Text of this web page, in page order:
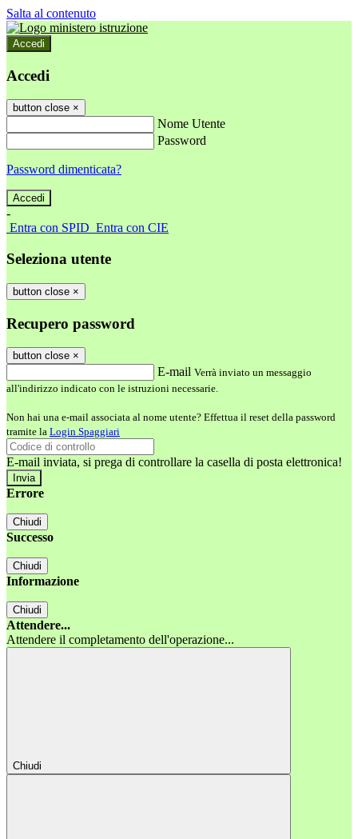
Salta al contenuto
Accedi
Accedi
button close ×
Nome Utente
Password
Password dimenticata?
-
Entra con SPID Entra con CIE
Seleziona utente
button close ×
Recupero password
button close ×
E-mail Verrà inviato un messaggio
all'indirizzo indicato con le istruzioni necessarie.
Non hai una e-mail associata al nome utente? Effettua il reset della password
tramite la Login Spaggiari
E-mail inviata, si prega di controllare la casella di posta elettronica!
Errore
Chiudi
Successo
Chiudi
Informazione
Chiudi
Attendere...
Attendere il completamento dell'operazione...
Chiudi